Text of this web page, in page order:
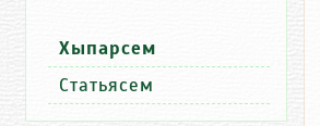
Хыпарсем
Статьясем